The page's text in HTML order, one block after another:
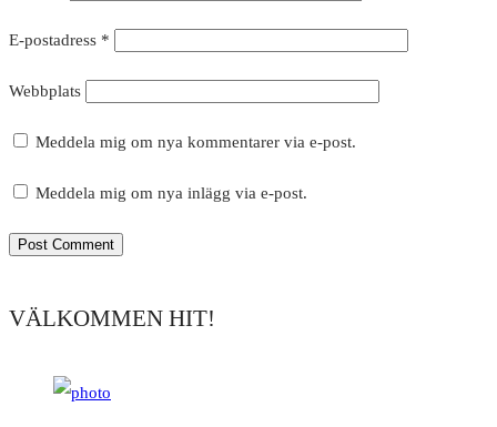
E-postadress *
Webbplats
Meddela mig om nya kommentarer via e-post.
Meddela mig om nya inlägg via e-post.
VÄLKOMMEN HIT!